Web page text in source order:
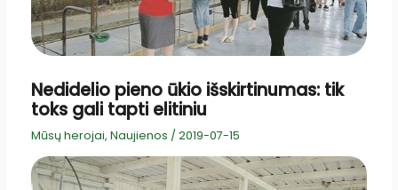
Nedidelio pieno ūkio išskirtinumas: tik
toks gali tapti elitiniu
Mūsų herojai, Naujienos / 2019-07-15